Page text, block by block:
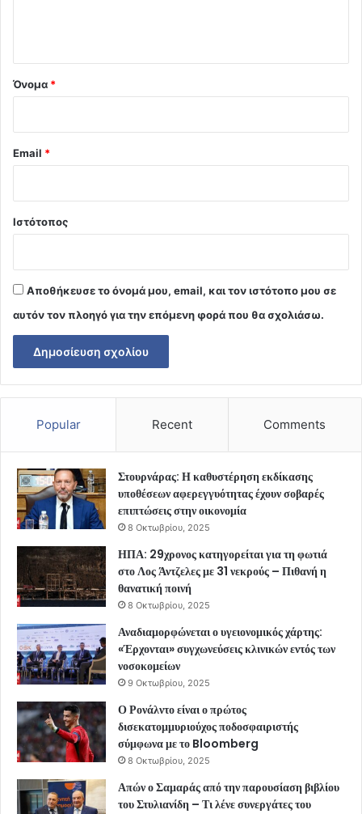
Όνομα *
Email *
Ιστότοπος
Αποθήκευσε το όνομά μου, email, και τον ιστότοπο μου σε
αυτόν τον πλοηγό για την επόμενη φορά που θα σχολιάσω.
Popular Recent Comments
Στουρνάρας: Η καθυστέρηση εκδίκασης
υποθέσεων αφερεγγυότητας έχουν σοβαρές
επιπτώσεις στην οικονομία
8 Οκτωβρίου, 2025
ΗΠΑ: 29χρονος κατηγορείται για τη φωτιά
στο Λος Άντζελες με 31 νεκρούς – Πιθανή η
θανατική ποινή
8 Οκτωβρίου, 2025
Αναδιαμορφώνεται ο υγειονομικός χάρτης:
«Έρχονται» συγχωνεύσεις κλινικών εντός των
νοσοκομείων
9 Οκτωβρίου, 2025
Ο Ρονάλντο είναι ο πρώτος
δισεκατομμυριούχος ποδοσφαιριστής
σύμφωνα με το Bloomberg
8 Οκτωβρίου, 2025
Απών ο Σαμαράς από την παρουσίαση βιβλίου
του Στυλιανίδη – Τι λένε συνεργάτες του